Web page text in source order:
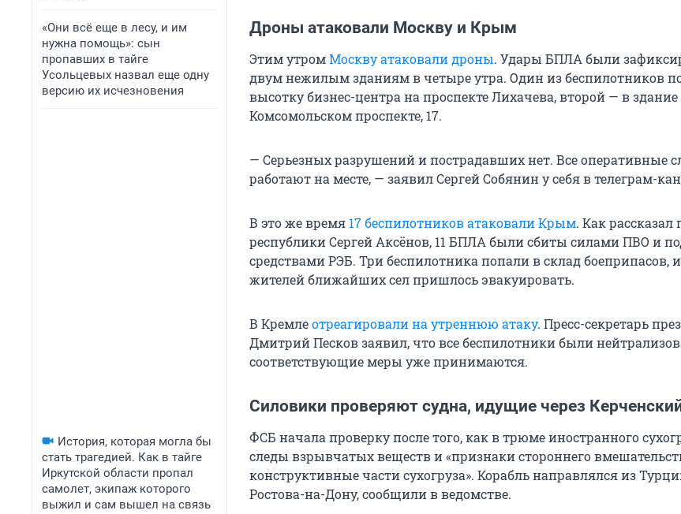
«Они всё еще в лесу, и им
нужна помощь»: сын
пропавших в тайге
Усольцевых назвал еще одну
версию их исчезновения
История, которая могла бы
стать трагедией. Как в тайге
Иркутской области пропал
самолет, экипаж которого
выжил и сам вышел на связь
Дроны атаковали Москву и Крым
Этим утромМоскву атаковали дроны. Удары БПЛА были
двум нежилым зданиям в четыре утра. Один из беспилотников
высотку бизнес-центра на проспекте Лихачева, второй — в здание
Комсомольском проспекте, 17.
— Серьезных разрушений и пострадавших нет. Все оперативные
работают на месте, — заявил Сергей Собянин у себя в телеграм-
В это же время 17 беспилотников атаковали Крым. Как рассказал
республики Сергей Аксёнов, 11 БПЛА были сбиты силами ПВО и
средствами РЭБ. Три беспилотника попали в склад боеприпасов,
жителей ближайших сел пришлось эвакуировать.
В Кремлеотреагировали на утреннюю атаку. Пресс-секретарь
Дмитрий Песков заявил, что все беспилотники были
соответствующие меры уже принимаются.
Силовики проверяют судна, идущие через
ФСБ начала проверку после того, как в трюме иностранного
следы взрывчатых веществ и «признаки стороннего
конструктивные части сухогруза». Корабль направлялся из
Ростова-на-Дону, сообщили в ведомстве.